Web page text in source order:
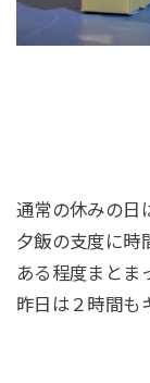
通常の休みの日
夕飯の支度に時
ある程度まとま
昨日は２時間も